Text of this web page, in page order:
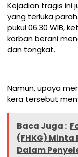
Kejadian tragis ini
yang terluka
pukul 06.30 WIB,
korban berani
dan tongkat.
Namun, upaya
kera tersebut
Baca Juga :
(FHKG)
Dalam